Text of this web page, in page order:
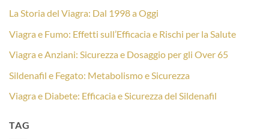
La Storia del Viagra: Dal 1998 a Oggi
Viagra e Fumo: Effetti sull’Efficacia e Rischi per la Salute
Viagra e Anziani: Sicurezza e Dosaggio per gli Over 65
Sildenafil e Fegato: Metabolismo e Sicurezza
Viagra e Diabete: Efficacia e Sicurezza del Sildenafil
TAG